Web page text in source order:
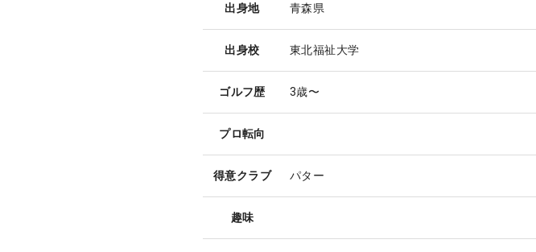
出身地 青森県
出身校 東北福祉大学
ゴルフ歴 3歳〜
プロ転向
得意クラブ パター
趣味